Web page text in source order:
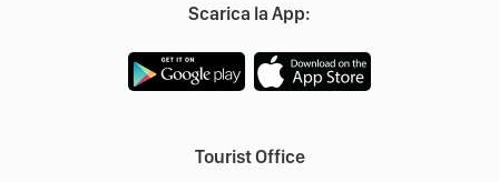
Scarica la App:
Tourist Office